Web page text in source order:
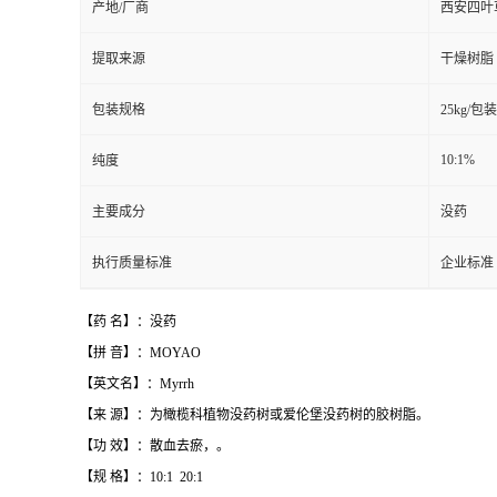
产地/厂商 西安四叶
提取来源 干燥树脂
包装规格 25kg/包装
纯度 10:1%
主要成分 没药
执行质量标准 企业标准
【药 名】：没药
【拼 音】：MOYAO
【英文名】：Myrrh
【来 源】：为橄榄科植物没药树或爱伦堡没药树的胶树脂。
【功 效】：散血去瘀，。
【规 格】：10:1 20:1